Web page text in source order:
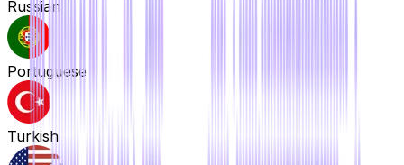
Russian
Portuguese
Turkish